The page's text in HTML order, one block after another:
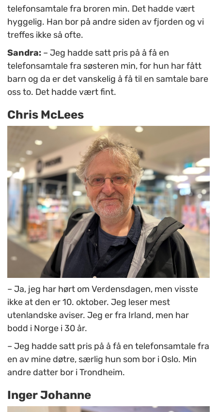
telefonsamtale fra broren min. Det hadde vært
hyggelig. Han bor på andre siden av fjorden og vi
treffes ikke så ofte.
Sandra: – Jeg hadde satt pris på å få en
telefonsamtale fra søsteren min, for hun har fått
barn og da er det vanskelig å få til en samtale bare
oss to. Det hadde vært fint.
Chris McLees
– Ja, jeg har hørt om Verdensdagen, men visste
ikke at den er 10. oktober. Jeg leser mest
utenlandske aviser. Jeg er fra Irland, men har
bodd i Norge i 30 år.
– Jeg hadde satt pris på å få en telefonsamtale fra
en av mine døtre, særlig hun som bor i Oslo. Min
andre datter bor i Trondheim.
Inger Johanne